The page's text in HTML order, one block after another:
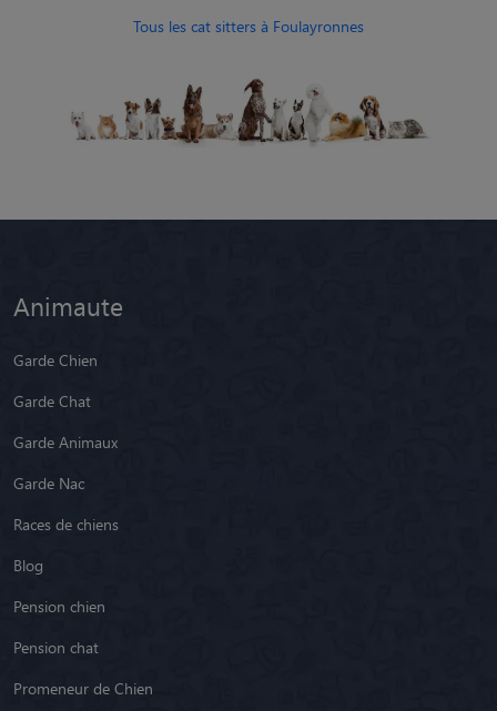
Tous les cat sitters à Foulayronnes
Animaute
Garde Chien
Garde Chat
Garde Animaux
Garde Nac
Races de chiens
Blog
Pension chien
Pension chat
Promeneur de Chien